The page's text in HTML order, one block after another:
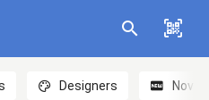
Designers Novo